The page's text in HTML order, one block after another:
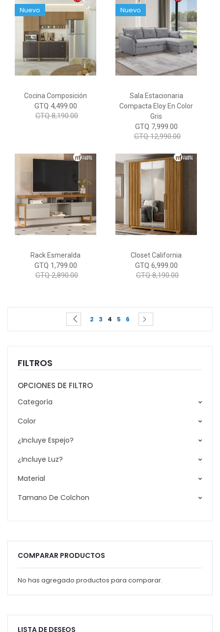
Cocina Composición
Nuevo
GTQ 4,499.00
GTQ 8,190.00
Sala Estacionaria
Compacta Eloy En Color
Gris
Nuevo
GTQ 7,999.00
GTQ 12,990.00
Rack Esmeralda
GTQ 1,799.00
GTQ 2,890.00
Closet California
GTQ 6,999.00
GTQ 8,190.00
Page Page
Previous
Page
2 Page
3
You're currently reading page
4 Page
5 Page
6 Page
FILTROS
OPCIONES DE FILTRO
Categoría
Color
¿Incluye Espejo?
¿Incluye Luz?
Material
Tamano De Colchon
COMPARAR PRODUCTOS
No has agregado productos para comparar.
LISTA DE DESEOS